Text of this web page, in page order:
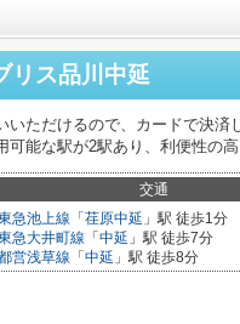
リス品川中延
いただけるので、カードで決
能な駅が2駅あり、利便性の高
交通
急池上線 「 荏原中延 」駅 徒歩1分
急大井町線 「 中延 」駅 徒歩7分
営浅草線 「 中延 」駅 徒歩8分